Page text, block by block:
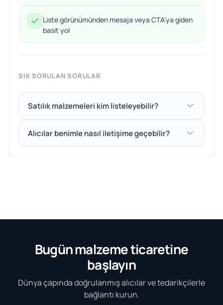
Liste görünümünden mesaja veya CTA'ya giden
basit yol
SIK SORULAN SORULAR
Satılık malzemeleri kim listeleyebilir?
Alıcılar benimle nasıl iletişime geçebilir?
Bugün malzeme ticaretine
başlayın
Dünya çapında doğrulanmış alıcılar ve tedarikçilerle
bağlantı kurun.